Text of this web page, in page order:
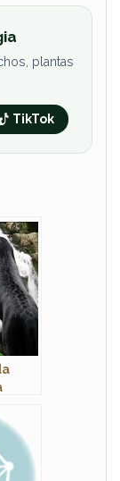
plantas
TikTok